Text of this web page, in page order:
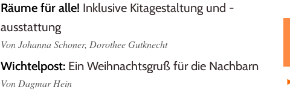
Räume für alle! Inklusive Kitagestaltung und -
ausstattung
Von Johanna Schoner, Dorothee Gutknecht
Wichtelpost: Ein Weihnachtsgruß für die Nachbarn
Von Dagmar Hein